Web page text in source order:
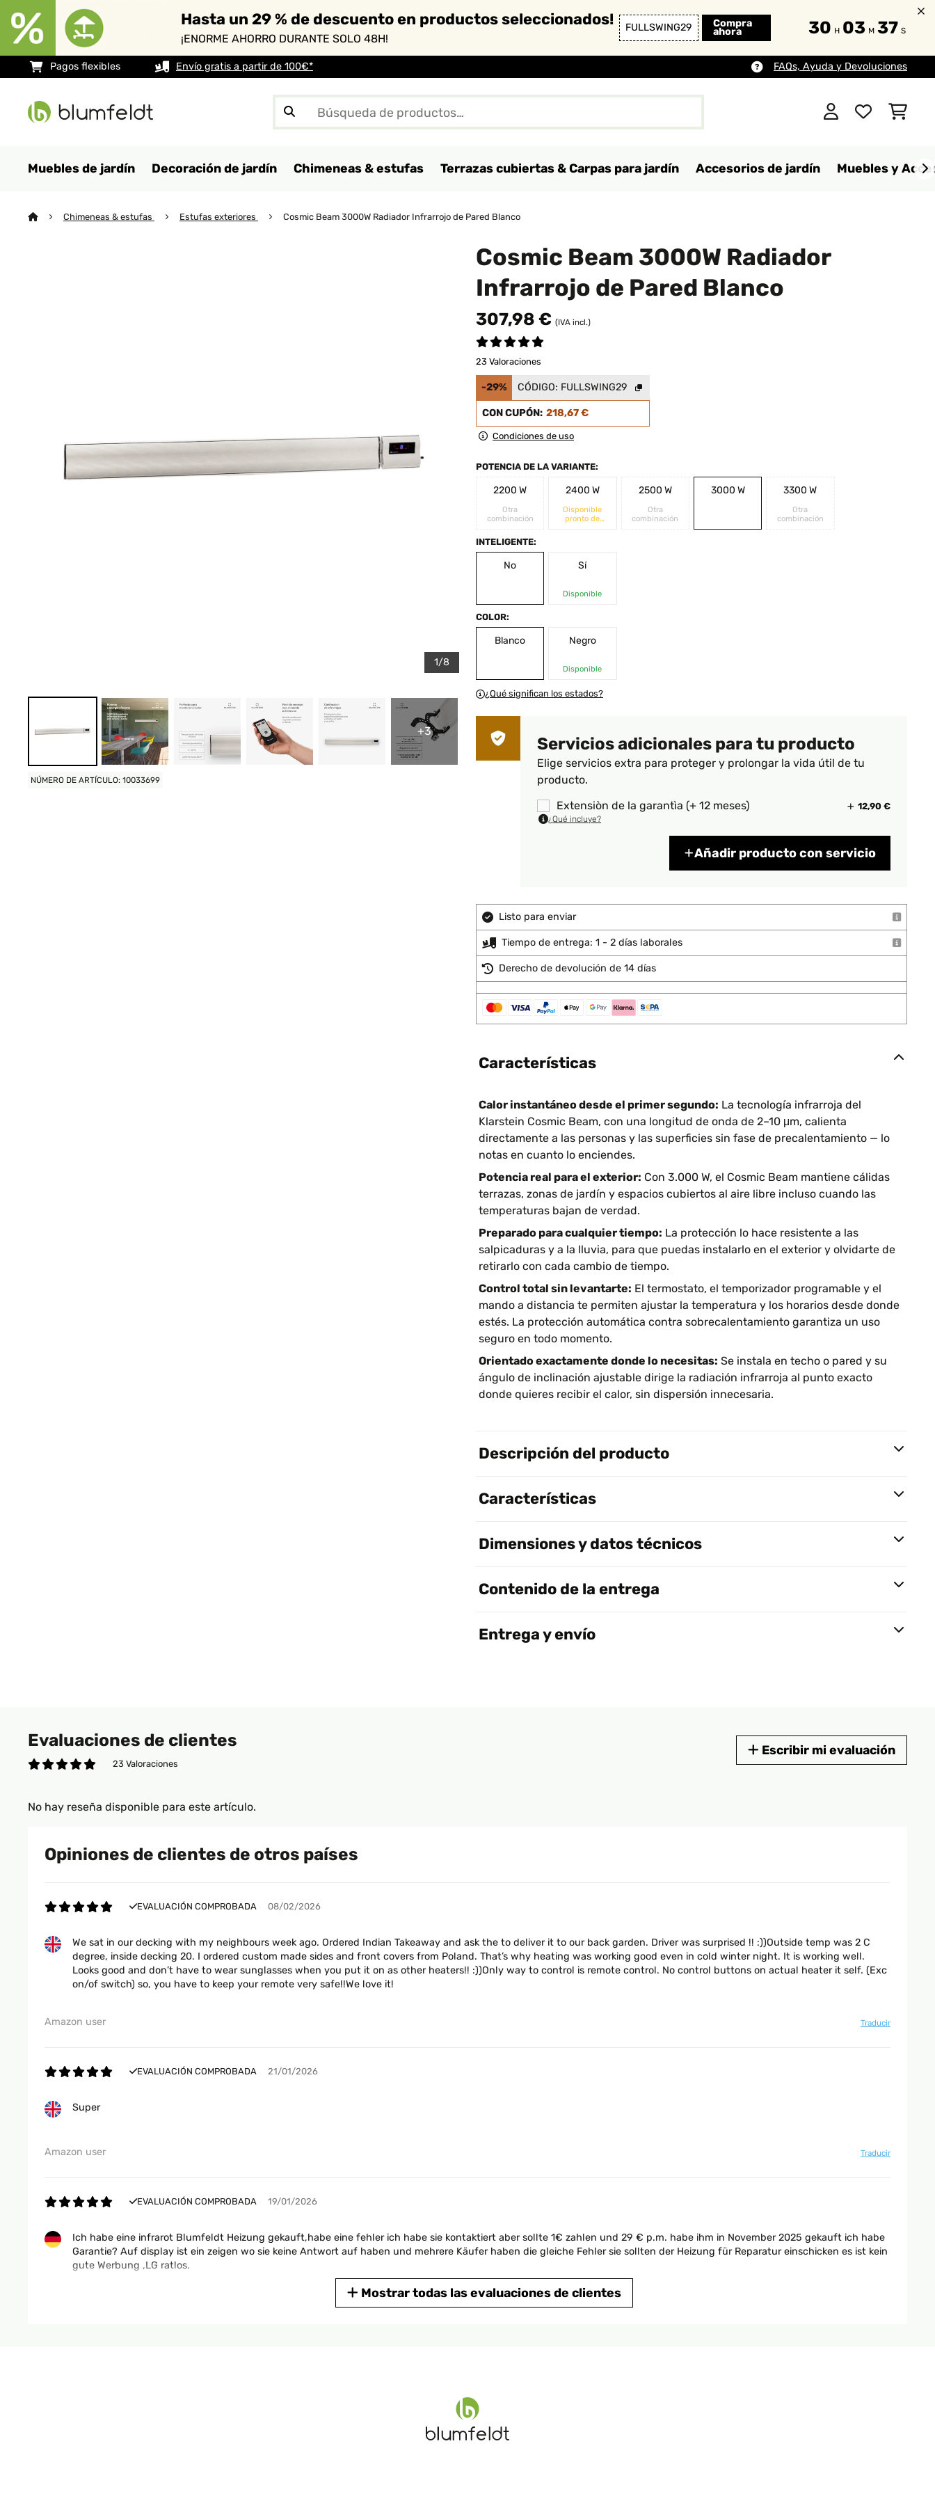
Hasta un 29 % de descuento en productos seleccionados!
¡ENORME AHORRO DURANTE SOLO 48H!
FULLSWING29 Compra
ahora 30 H 03 M 35 S
Pagos flexibles Envío gratis a partir de 100€* FAQs, Ayuda y Devoluciones
Muebles de jardín Decoración de jardín Chimeneas & estufas Terrazas cubiertas & Carpas para jardín Accesorios de jardín Muebles y
Chimeneas & estufas Estufas exteriores Cosmic Beam 3000W Radiador Infrarrojo de Pared Blanco
1/8
+3
NÚMERO DE ARTÍCULO: 10033699
Cosmic Beam 3000W Radiador
Infrarrojo de Pared Blanco
307,98 € (IVA incl.)
23 Valoraciones
-29% CÓDIGO: FULLSWING29
CON CUPÓN: 218,67 €
Condiciones de uso
POTENCIA DE LA VARIANTE:
2200 W
Otra
combinación
2400 W
Disponible
pronto de
2500 W
Otra
combinación
3000 W 3300 W
Otra
combinación
INTELIGENTE:
No Sí
Disponible
COLOR:
Blanco Negro
Disponible
¿Qué significan los estados?
Servicios adicionales para tu producto
Elige servicios extra para proteger y prolongar la vida útil de tu
producto.
Extensiòn de la garantìa (+ 12 meses)
12,90 €
¿Qué incluye?
Añadir producto con servicio
Listo para enviar
Tiempo de entrega: 1 - 2 días laborales
Derecho de devolución de 14 días
Características
Calor instantáneo desde el primer segundo: La tecnología infrarroja del
Klarstein Cosmic Beam, con una longitud de onda de 2–10 μm, calienta
directamente a las personas y las superficies sin fase de precalentamiento — lo
notas en cuanto lo enciendes.
Potencia real para el exterior: Con 3.000 W, el Cosmic Beam mantiene cálidas
terrazas, zonas de jardín y espacios cubiertos al aire libre incluso cuando las
temperaturas bajan de verdad.
Preparado para cualquier tiempo: La protección lo hace resistente a las
salpicaduras y a la lluvia, para que puedas instalarlo en el exterior y olvidarte de
retirarlo con cada cambio de tiempo.
Control total sin levantarte: El termostato, el temporizador programable y el
mando a distancia te permiten ajustar la temperatura y los horarios desde donde
estés. La protección automática contra sobrecalentamiento garantiza un uso
seguro en todo momento.
Orientado exactamente donde lo necesitas: Se instala en techo o pared y su
ángulo de inclinación ajustable dirige la radiación infrarroja al punto exacto
donde quieres recibir el calor, sin dispersión innecesaria.
Descripción del producto
Características
Dimensiones y datos técnicos
Contenido de la entrega
Entrega y envío
Evaluaciones de clientes
23 Valoraciones
Escribir mi evaluación
No hay reseña disponible para este artículo.
Opiniones de clientes de otros países
EVALUACIÓN COMPROBADA 08/02/2026
We sat in our decking with my neighbours week ago. Ordered Indian Takeaway and ask the to deliver it to our back garden. Driver was surprised !! :))Outside temp was 2 C
degree, inside decking 20. I ordered custom made sides and front covers from Poland. That’s why heating was working good even in cold winter night. It is working well.
Looks good and don’t have to wear sunglasses when you put it on as other heaters!! :))Only way to control is remote control. No control buttons on actual heater it self. (Exc
on/of switch) so, you have to keep your remote very safe!!We love it!
Amazon user Traducir
EVALUACIÓN COMPROBADA 21/01/2026
Super
Amazon user Traducir
EVALUACIÓN COMPROBADA 19/01/2026
Ich habe eine infrarot Blumfeldt Heizung gekauft,habe eine fehler ich habe sie kontaktiert aber sollte 1€ zahlen und 29 € p.m. habe ihm in November 2025 gekauft ich habe
Garantie? Auf display ist ein zeigen wo sie keine Antwort auf haben und mehrere Käufer haben die gleiche Fehler sie sollten der Heizung für Reparatur einschicken es ist kein
gute Werbung ,LG ratlos.
Mostrar todas las evaluaciones de clientes